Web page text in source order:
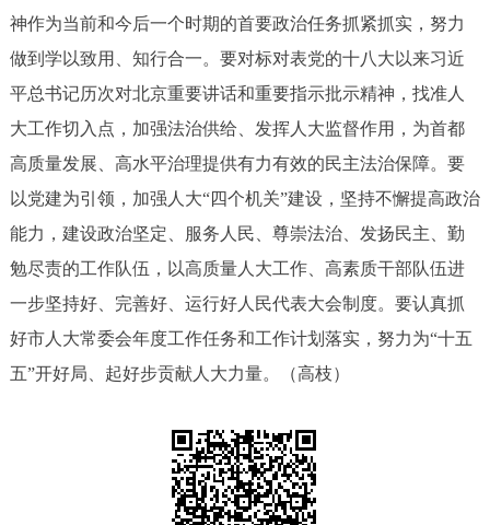
北京概况 十六区概览 人文北京
绿色北京 图说北京 视频北京
多语种
ENGLISH 한국어 日本語
DEUTSCH FRANÇAIS РУССКИЙ ЯЗЫК
神作为当前和今后一个时期的首要政治任务抓紧抓实，努力
做到学以致用、知行合一。要对标对表党的十八大以来习近
平总书记历次对北京重要讲话和重要指示批示精神，找准人
大工作切入点，加强法治供给、发挥人大监督作用，为首都
高质量发展、高水平治理提供有力有效的民主法治保障。要
以党建为引领，加强人大“四个机关”建设，坚持不懈提高政治
能力，建设政治坚定、服务人民、尊崇法治、发扬民主、勤
勉尽责的工作队伍，以高质量人大工作、高素质干部队伍进
一步坚持好、完善好、运行好人民代表大会制度。要认真抓
好市人大常委会年度工作任务和工作计划落实，努力为“十五
五”开好局、起好步贡献人大力量。（高枝）